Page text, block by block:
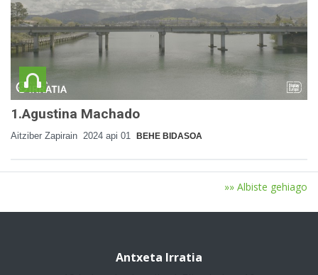
1.Agustina Machado
Aitziber Zapirain 2024 api 01 BEHE BIDASOA
»» Albiste gehiago
Antxeta Irratia